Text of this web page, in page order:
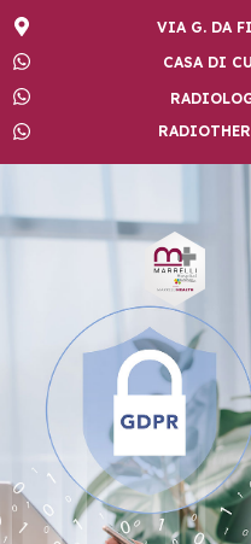
VIA G. DA
CASA DI